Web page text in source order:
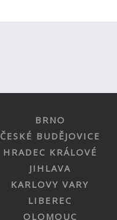
BRNO
ČESKÉ BUDĚJOVICE
HRADEC KRÁLOVÉ
JIHLAVA
KARLOVY VARY
LIBEREC
OLOMOUC